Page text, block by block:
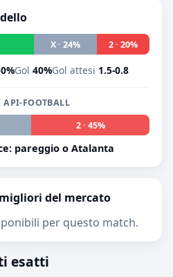
X · 24% 2 · 20%
Gol 40%Gol attesi 1.5-0.8
API-FOOTBALL
2 · 45%
pareggio o Atalanta
del mercato
per questo match.
esatti